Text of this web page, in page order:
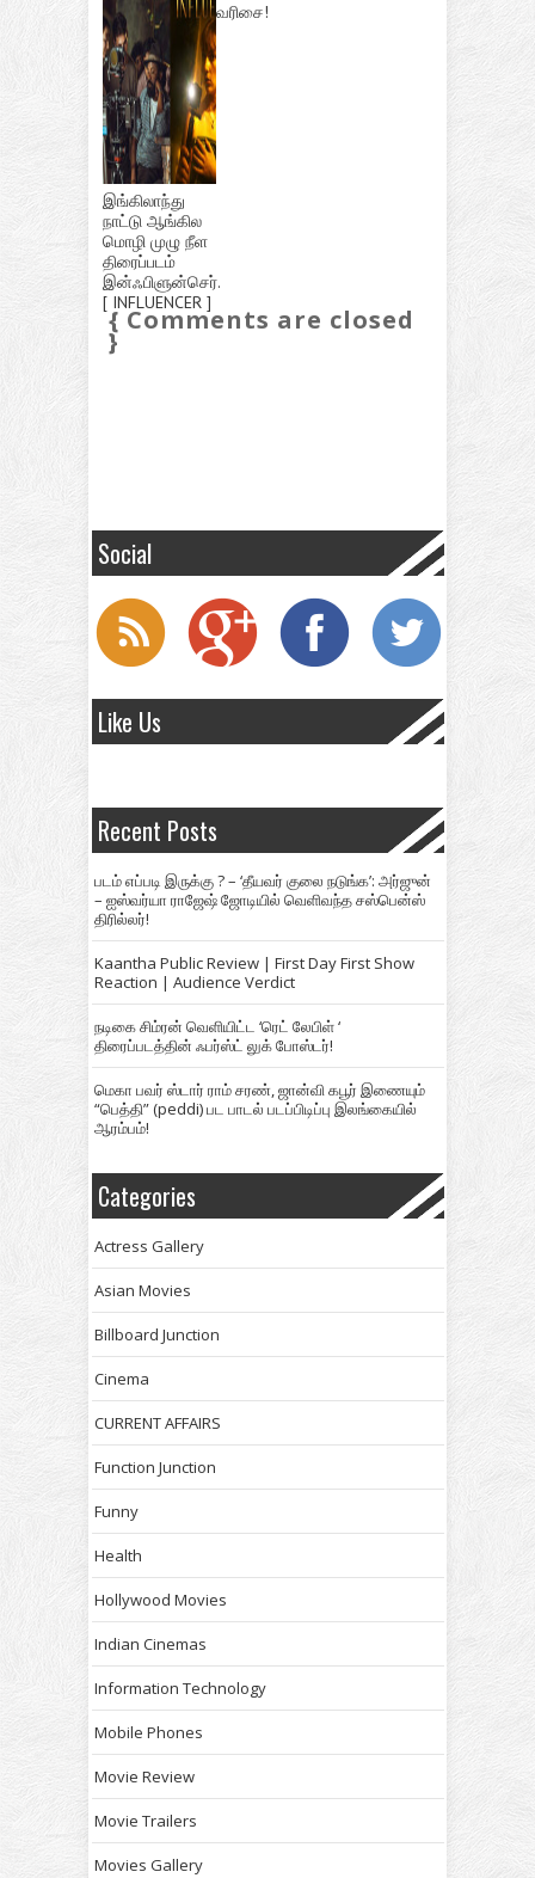
வரிசை!
இங்கிலாந்து
நாட்டு ஆங்கில
மொழி முழு நீள
திரைப்படம்
இன்ஃபிளுன்செர்.
[ INFLUENCER ]
{ Comments are closed
}
Social
Like Us
Recent Posts
படம் எப்படி இருக்கு ? – ‘தீயவர் குலை நடுங்க’: அர்ஜுன்
– ஐஸ்வர்யா ராஜேஷ் ஜோடியில் வெளிவந்த சஸ்பென்ஸ்
திரில்லர்!
Kaantha Public Review | First Day First Show
Reaction | Audience Verdict
நடிகை சிம்ரன் வெளியிட்ட ‘ரெட் லேபிள் ‘
திரைப்படத்தின் ஃபர்ஸ்ட் லுக் போஸ்டர்!
மெகா பவர் ஸ்டார் ராம் சரண், ஜான்வி கபூர் இணையும்
“பெத்தி” (peddi) பட பாடல் படப்பிடிப்பு இலங்கையில்
ஆரம்பம்!
Categories
Actress Gallery
Asian Movies
Billboard Junction
Cinema
CURRENT AFFAIRS
Function Junction
Funny
Health
Hollywood Movies
Indian Cinemas
Information Technology
Mobile Phones
Movie Review
Movie Trailers
Movies Gallery